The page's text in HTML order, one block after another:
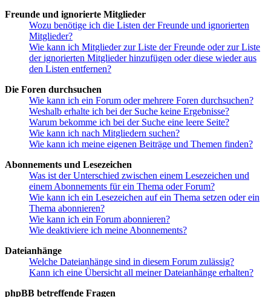
Freunde und ignorierte Mitglieder
Wozu benötige ich die Listen der Freunde und ignorierten
Mitglieder?
Wie kann ich Mitglieder zur Liste der Freunde oder zur Liste
der ignorierten Mitglieder hinzufügen oder diese wieder aus
den Listen entfernen?
Die Foren durchsuchen
Wie kann ich ein Forum oder mehrere Foren durchsuchen?
Weshalb erhalte ich bei der Suche keine Ergebnisse?
Warum bekomme ich bei der Suche eine leere Seite?
Wie kann ich nach Mitgliedern suchen?
Wie kann ich meine eigenen Beiträge und Themen finden?
Abonnements und Lesezeichen
Was ist der Unterschied zwischen einem Lesezeichen und
einem Abonnements für ein Thema oder Forum?
Wie kann ich ein Lesezeichen auf ein Thema setzen oder ein
Thema abonnieren?
Wie kann ich ein Forum abonnieren?
Wie deaktiviere ich meine Abonnements?
Dateianhänge
Welche Dateianhänge sind in diesem Forum zulässig?
Kann ich eine Übersicht all meiner Dateianhänge erhalten?
phpBB betreffende Fragen